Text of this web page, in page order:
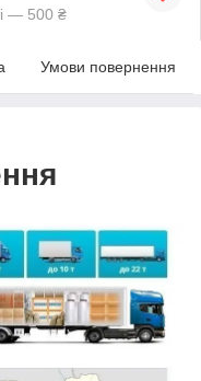
— 500 ₴
Умови повернення